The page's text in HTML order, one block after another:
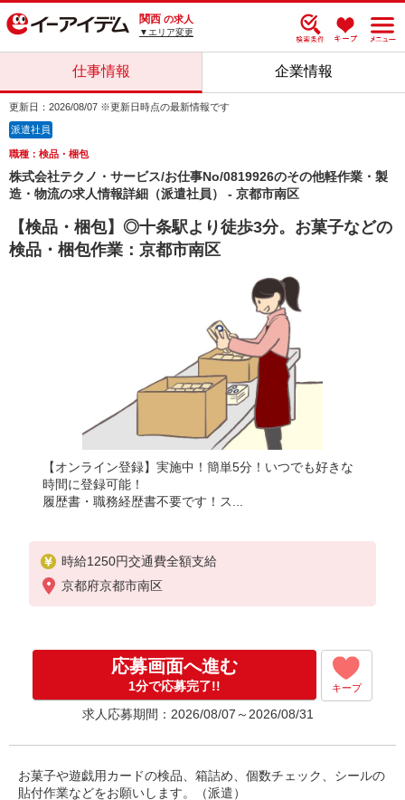
関西 の求人
▼エリア変更
仕事情報 企業情報
更新日：2026/08/07 ※更新日時点の最新情報です
派遣社員
職種：検品・梱包
株式会社テクノ・サービス/お仕事No/0819926のその他軽作業・製
造・物流の求人情報詳細（派遣社員） - 京都市南区
【検品・梱包】◎十条駅より徒歩3分。お菓子などの
検品・梱包作業：京都市南区
【オンライン登録】実施中！簡単5分！いつでも好きな
時間に登録可能！
履歴書・職務経歴書不要です！ス...
時給1250円交通費全額支給
京都府京都市南区
応募画面へ進む
1分で応募完了!! キープ
求人応募期間：2026/08/07～2026/08/31
お菓子や遊戯用カードの検品、箱詰め、個数チェック、シールの
貼付作業などをお願いします。（派遣）